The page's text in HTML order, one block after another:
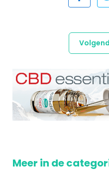
Meer in de